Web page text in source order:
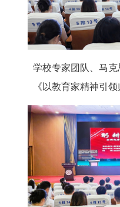
学校专家团队、马
《以教育家精神引